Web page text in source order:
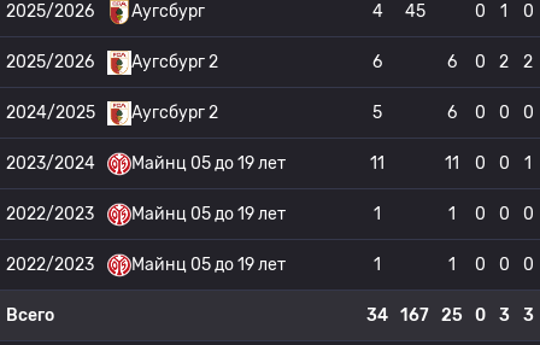
2025/2026 Аугсбург 4 45 0 1 0
2025/2026 Аугсбург 2 6 6 0 2 2
2024/2025 Аугсбург 2 5 6 0 0 0
2023/2024 Майнц 05 до 19 лет 11 11 0 0 1
2022/2023 Майнц 05 до 19 лет 1 1 0 0 0
2022/2023 Майнц 05 до 19 лет 1 1 0 0 0
Всего 34 167 25 0 3 3